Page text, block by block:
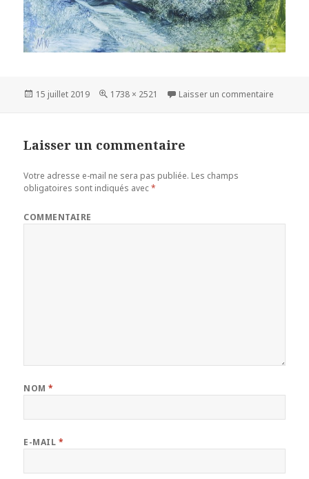
Publié
15 juillet 2019
Taille
1738 × 2521 Laisser un commentaire
Laisser un commentaire
Votre adresse e-mail ne sera pas publiée. Les champs
obligatoires sont indiqués avec*
COMMENTAIRE
NOM*
E-MAIL *